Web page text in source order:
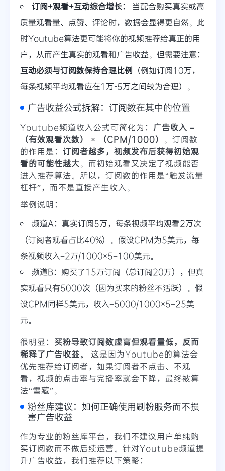
订阅+观看+互动综合增长：
当配合购买真实或高
质量观看量、点赞、评论时，数据会显得更自然。此
时Youtube算法更可能将你的视频推荐给真正的用
户，从而产生真实的观看和广告收益。但需要注意：
互动必须与订阅数保持合理比例 （例如订阅10万，
每条视频平均观看应在1万-5万之间较为合理）。
广告收益公式拆解：订阅数在其中的位置
Youtube频道收入公式可简化为： 广告收入 =
（有效观看次数） × （CPM/1000）
。订阅数
的作用是： 订阅者越多，视频发布后获得初始观
看的可能性越大。而初始观看又决定了视频能否
进入推荐算法。所以，订阅数的作用是“触发流量
杠杆”，而不是直接产生收入。
举例说明：
频道A：真实订阅5万，每条视频平均观看2万次
（订阅者观看占比40%）。假设CPM为5美元，每
条视频收入=2万/1000×5=100美元。
频道B：购买了15万订阅（总订阅20万），但真
实观看只有5000次（因为买来的粉丝不活跃）。假
设CPM同样5美元，收入=5000/1000×5=25美
元。
很明显： 买粉导致订阅数虚高但观看量低，反而
稀释了广告收益。
这是因为Youtube的算法会
优先推荐给订阅者，如果订阅者不点击、不观
看，视频的点击率与完播率就会下降，最终被算
法“雪藏”。
粉丝库建议：如何正确使用刷粉服务而不损
害广告收益
作为专业的粉丝库平台，我们不建议用户单纯购
买订阅数而不做后续运营。针对Youtube频道提
升广告收益，我们推荐以下策略：